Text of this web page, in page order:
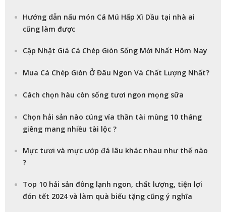
Hướng dẫn nấu món Cá Mú Hấp Xì Dầu tại nhà ai
cũng làm được
Cập Nhật Giá Cá Chép Giòn Sống Mới Nhất Hôm Nay
Mua Cá Chép Giòn Ở Đâu Ngon Và Chất Lượng Nhất?
Cách chọn hàu còn sống tươi ngon mọng sữa
Chọn hải sản nào cúng vía thần tài mùng 10 tháng
giêng mang nhiều tài lộc ?
Mực tươi và mực ướp đá lâu khác nhau như thế nào
?
Top 10 hải sản đông lạnh ngon, chất lượng, tiện lợi
đón tết 2024 và làm quà biếu tặng cũng ý nghĩa